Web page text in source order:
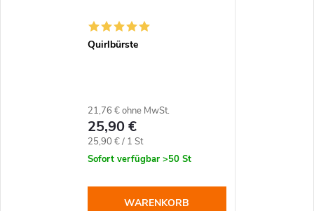
Quirlbürste
21,76 € ohne MwSt.
25,90 €
Verkaufspreis:
25,90 € / 1 St
Sofort verfügbar >50 St
WARENKORB